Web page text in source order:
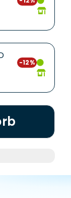
-12%